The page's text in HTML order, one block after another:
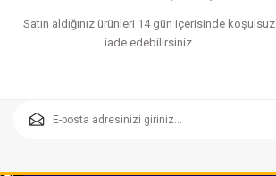
Satın aldığınız ürünleri 14 gün içerisinde koşulsuz
iade edebilirsiniz.